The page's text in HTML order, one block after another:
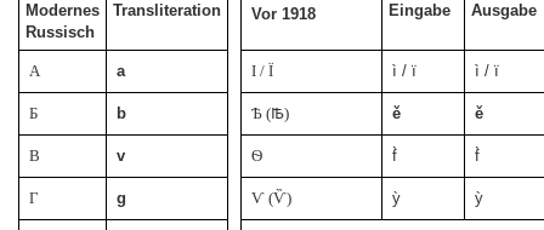
Modernes
Russisch
Transliteration Vor 1918 Eingabe Ausgabe
А a І / Ї ì / ï ì / ï
Б b Ѣ (Ꙓ) ě ě
В v Ѳ f̀ f̀
Г g Ѵ (Ѷ) ỳ ỳ